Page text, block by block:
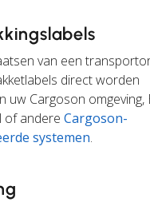
van een
direct worden
uw Cargoson omgeving,
of andere Cargoson-
systemen.